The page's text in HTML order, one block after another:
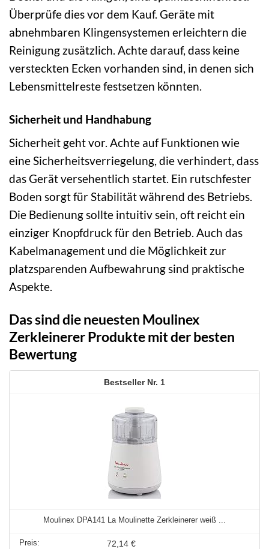
Überprüfe dies vor dem Kauf. Geräte mit
abnehmbaren Klingensystemen erleichtern die
Reinigung zusätzlich. Achte darauf, dass keine
versteckten Ecken vorhanden sind, in denen sich
Lebensmittelreste festsetzen könnten.
Sicherheit und Handhabung
Sicherheit geht vor. Achte auf Funktionen wie
eine Sicherheitsverriegelung, die verhindert, dass
das Gerät versehentlich startet. Ein rutschfester
Boden sorgt für Stabilität während des Betriebs.
Die Bedienung sollte intuitiv sein, oft reicht ein
einziger Knopfdruck für den Betrieb. Auch das
Kabelmanagement und die Möglichkeit zur
platzsparenden Aufbewahrung sind praktische
Aspekte.
Das sind die neuesten Moulinex
Zerkleinerer Produkte mit der besten
Bewertung
1
Moulinex DPA141 La Moulinette Zerkleinerer weiß ...
72,14 €